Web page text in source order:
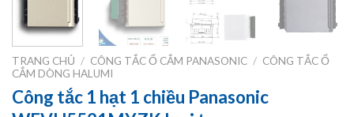
TRANG CHỦ / CÔNG TẮC Ổ CẮM PANASONIC / CÔNG TẮC Ổ
CẮM DÒNG HALUMI
Công tắc 1 hạt 1 chiều Panasonic